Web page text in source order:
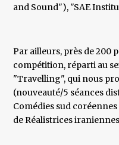
and Sound"), "SAE
Par ailleurs, près de 200
compétition, réparti au
"Travelling", qui nous
(nouveauté/5 séances
Comédies sud
de Réalistrices